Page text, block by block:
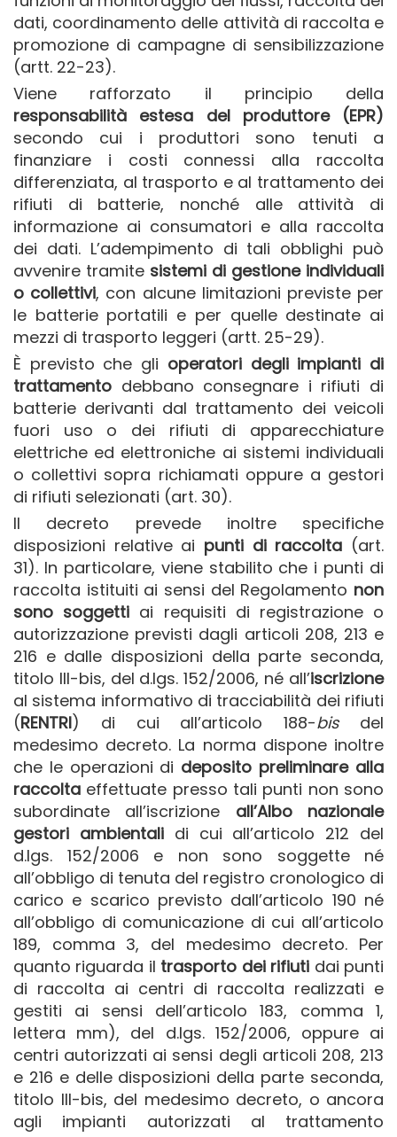
dati, coordinamento delle attività di raccolta e
promozione di campagne di sensibilizzazione
(artt. 22-23).
Viene rafforzato il principio della
responsabilità estesa del produttore (EPR)
secondo cui i produttori sono tenuti a
finanziare i costi connessi alla raccolta
differenziata, al trasporto e al trattamento dei
rifiuti di batterie, nonché alle attività di
informazione ai consumatori e alla raccolta
dei dati. L’adempimento di tali obblighi può
avvenire tramite sistemi di gestione individuali
o collettivi, con alcune limitazioni previste per
le batterie portatili e per quelle destinate ai
mezzi di trasporto leggeri (artt. 25-29).
È previsto che gli operatori degli impianti di
trattamento debbano consegnare i rifiuti di
batterie derivanti dal trattamento dei veicoli
fuori uso o dei rifiuti di apparecchiature
elettriche ed elettroniche ai sistemi individuali
o collettivi sopra richiamati oppure a gestori
di rifiuti selezionati (art. 30).
Il decreto prevede inoltre specifiche
disposizioni relative ai punti di raccolta (art.
31). In particolare, viene stabilito che i punti di
raccolta istituiti ai sensi del Regolamento non
sono soggetti ai requisiti di registrazione o
autorizzazione previsti dagli articoli 208, 213 e
216 e dalle disposizioni della parte seconda,
titolo III-bis, del d.lgs. 152/2006, né all’iscrizione
al sistema informativo di tracciabilità dei rifiuti
(RENTRI) di cui all’articolo 188-bisdel
medesimo decreto. La norma dispone inoltre
che le operazioni di deposito preliminare alla
raccolta effettuate presso tali punti non sono
subordinate all’iscrizione all’Albo nazionale
gestori ambientalidi cui all’articolo 212 del
d.lgs. 152/2006 e non sono soggette né
all’obbligo di tenuta del registro cronologico di
carico e scarico previsto dall’articolo 190 né
all’obbligo di comunicazione di cui all’articolo
189, comma 3, del medesimo decreto. Per
quanto riguarda il trasporto dei rifiuti dai punti
di raccolta ai centri di raccolta realizzati e
gestiti ai sensi dell’articolo 183, comma 1,
lettera mm), del d.lgs. 152/2006, oppure ai
centri autorizzati ai sensi degli articoli 208, 213
e 216 e delle disposizioni della parte seconda,
titolo III-bis, del medesimo decreto, o ancora
agli impianti autorizzati al trattamento